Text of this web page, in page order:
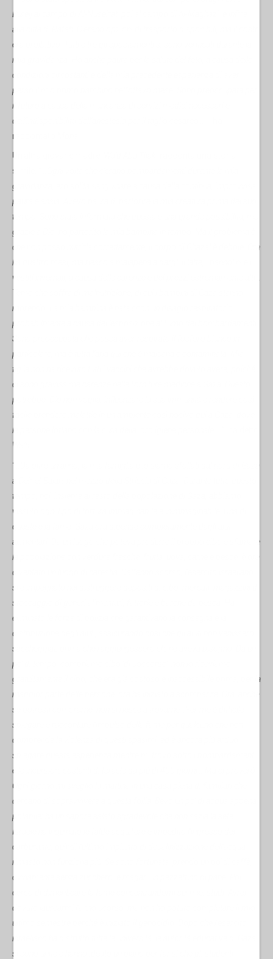
Bureij al campo di Al-Nuseirat, poi al campo di Al-Maghazi, e infine
alla città di Rafah. C'erano opzioni di trasporto disponibili, ma il costo
era proibitivo. Tutti e tre gli spostamenti si sono verificati durante la
mia gravidanza. Ho anche paura per la salute del feto, a causa delle
condizioni circostanti e della mia precedente esperienza di aver
perso il mio primo bambino nell'ottavo mese. Sono preoccupata per
il futuro a causa della mancanza di servizi medici necessari e
dell'indisponibilità dell'anestesia per il taglio cesareo…
raccontato
Un’altra giovane madre,
simile. “
gravidanza, ero solita sanguinare a causa della continua, improvvisa
paura e ansia. Avevo paura di partorire la mia creatura prima del suo
tempo. Sono stata informata che questa è una grande possibilità, ma
grazie a Dio, ho partorito la mia bambina in tempo. Ma il problema è
che non posso nutrirla correttamente, il corpo di Ghazal è debole. Ora
ha quattro mesi, ma riesco a malapena a dargli il latte, i pannolini e i
vestiti invernali, a causa delle carenze e dei prezzi estremamente alti…
Temo che soffra di malnutrizione, di cui i bambini di Gaza stanno
morendo. La mia bambina è nata ccon un disagio respiratorio,
probabilmente a causa dell’esposizione al fumo dei bombardamenti.
Sono preoccupata che possa aver respirato il fosforo bianco in
particolare, ma è tutta l’aria qui che è malsana e contaminata. Mia
figlia non ha ricevuto tutti i vaccini che avrebbe dovuto avere, poiché
ci sono gravissime carenze nelle forniture mediche a Gaza. Questo
potrebbe, Dio non voglia, influenzare la sua immunità e rendere così
facile prendere malattie in un ambiente così nocivo qui a Gaza, dove
le persone lottano con la cura della loro igiene personale…
Wa’d.
“…Da oltre un anno, la mia famiglia e io siamo sfollati dal
a Deir el-Balah, nel mezzo della Striscia di Gaza. Durante tutto questo
tempo, noi, insieme al resto della popolazione di Gaza, abbiamo
vissuto ogni tipo di tortura immaginabile e inimmaginabile. Una di
queste è la fame. Gaza ora dipende completamente dagli aiuti
alimentari. Da un luogo che poteva produrre il proprio cibo e sfamare
la popolazione con verdure fresche, frutta, uova, carne e pesce, è ora
diventato un luogo di carestia. Dall'anno scorso, l'esercito israeliano
si è impegnato nel distruggere depositi di cibo, mercati, magazzini di
stoccaggio di generi alimentari, fattorie e barche da pesca. Ha
eliminato le forze di polizia che garantivano la consegna e la
distribuzione degli aiuti, assicurando così che gli aiuti non venissero
saccheggiati prima che raggiungessero chi ne aveva bisogno. Da un
po' di tempo, compriamo cibo ‘di soccorso’, non lo riceviamo
gratuitamente il cibo, che era già costoso e inaccessibile prima, per la
maggior parte delle persone, ora ha iniziato a scomparire. Ora, anche
se potresti comprarne, non si riesce a trovarne…Per me è difficile
spiegare e raccontare l’impulso della fame per qualcuno che non
comprende la violenza di questi spasimi, ed è ancora più arduo
spiegare questa esperienza mentre mi trovo sotto i bombardamenti
e le incursioni costanti di Israele da più di 400 giorni… Ma ci proverò.
Ogni giorno mi sveglio la mattina in una casa piena di familiari che
cercano di sopravvivere a questa follia. Bevo un po' di acqua appena
potabile; ha un sapore salato sgradevole che non sazia la sete.
Israele ha inquinato le falde acquifere e impedito l'ingresso del
carburante, quindi l'ultimo impianto di desalinizzazione dell'acqua
rimasto non funziona più. Se sono fortunata, prendo un po' di caffè,
ovviamente senza zucchero, e magari un pezzettino di pane. Poi
cerco di dimenticare la fame concentrandomi sui miei studi. Avrei
dovuto laurearmi l'anno scorso, ma non ho potuto completare il mio
ultimo semestre perché è iniziato il genocidio. Dopo che l'esercito
israeliano ha distrutto tutte le università, le autorità educative di Gaza
si sono unite e hanno ideato un piano per far sì che gli studenti